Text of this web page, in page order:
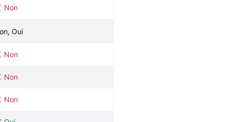
Non
Oui
Non
Non
Non